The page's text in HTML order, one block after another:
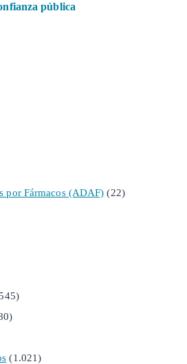
pública
por Fármacos (ADAF) (22)
(1.021)